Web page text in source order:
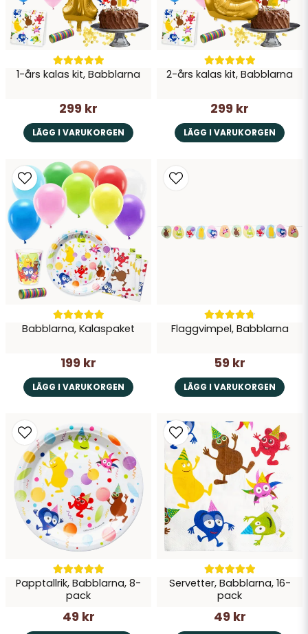
Skicka fråga
1-års kalas kit, Babblarna
299 kr
LÄGG I VARUKORGEN
2-års kalas kit, Babblarna
299 kr
LÄGG I VARUKORGEN
Babblarna, Kalaspaket
199 kr
LÄGG I VARUKORGEN
Flaggvimpel, Babblarna
59 kr
LÄGG I VARUKORGEN
Papptallrik, Babblarna, 8-
pack
49 kr
Servetter, Babblarna, 16-
pack
49 kr